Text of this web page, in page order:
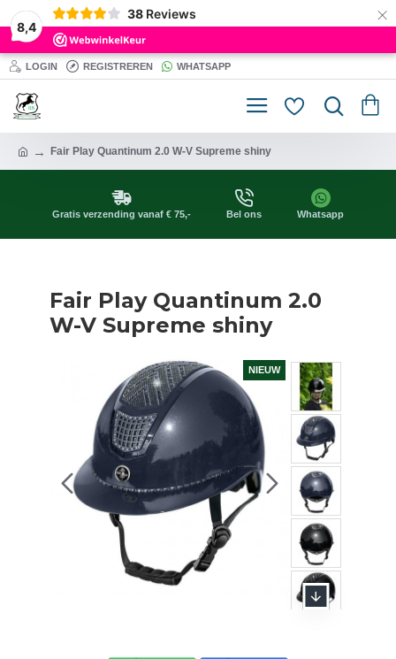
8,4
38 Reviews ×
LOGIN REGISTREREN WHATSAPP
Fair Play Quantinum 2.0 W-V Supreme shiny
Gratis verzending vanaf € 75,- Bel ons Whatsapp
Fair Play Quantinum 2.0
W-V Supreme shiny
NIEUW